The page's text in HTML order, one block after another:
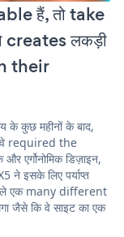
हैं, तो take
creates लकड़ी
their
के कुछ महीनों के बाद,
वे required the
एर्गोनोमिक डिज़ाइन,
इसके लिए पर्याप्त
एक many different
जैसे कि वे साइट का एक